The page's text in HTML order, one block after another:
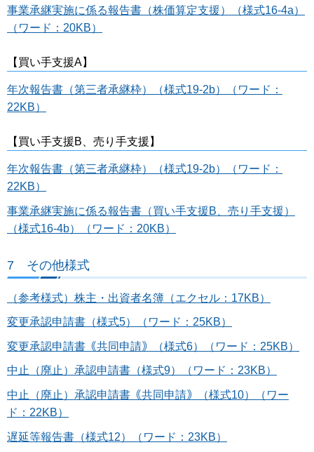
事業承継実施に係る報告書（株価算定支援）（様式16-4a）
（ワード：20KB）
【買い手支援A】
年次報告書（第三者承継枠）（様式19-2b）（ワード：
22KB）
【買い手支援B、売り手支援】
年次報告書（第三者承継枠）（様式19-2b）（ワード：
22KB）
事業承継実施に係る報告書（買い手支援B、売り手支援）
（様式16-4b）（ワード：20KB）
7 その他様式
（参考様式）株主・出資者名簿（エクセル：17KB）
変更承認申請書（様式5）（ワード：25KB）
変更承認申請書｟共同申請｠（様式6）（ワード：25KB）
中止（廃止）承認申請書（様式9）（ワード：23KB）
中止（廃止）承認申請書｟共同申請｠（様式10）（ワー
ド：22KB）
遅延等報告書（様式12）（ワード：23KB）